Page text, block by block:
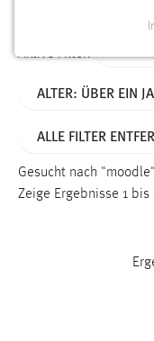
Aktive Filter:
ALTER: ÜBER EIN
ALLE FILTER
Gesucht nach
Zeige Ergebnisse 1 bis
Funktionen und
Name:
Dieser Cookie